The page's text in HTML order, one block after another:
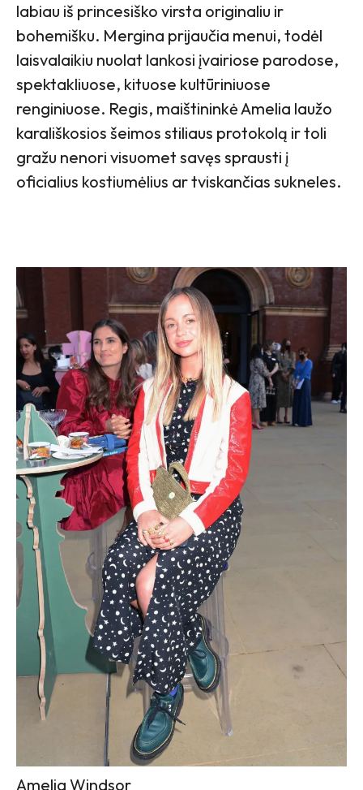
labiau iš princesiško virsta originaliu ir
bohemišku. Mergina prijaučia menui, todėl
laisvalaikiu nuolat lankosi įvairiose parodose,
spektakliuose, kituose kultūriniuose
renginiuose. Regis, maištininkė Amelia laužo
karališkosios šeimos stiliaus protokolą ir toli
gražu nenori visuomet savęs sprausti į
oficialius kostiumėlius ar tviskančias sukneles.
Amelia Windsor